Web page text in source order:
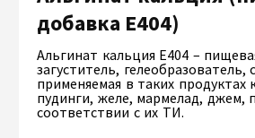
добавка Е404)
Альгинат кальция Е404 –
загуститель, гелеобразователь,
применяемая в таких продуктах
пудинги, желе, мармелад, джем,
соответствии с их ТИ.